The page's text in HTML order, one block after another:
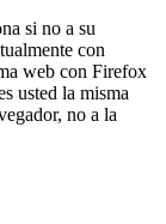
si no a su
con
web con Firefox
usted la misma
no a la